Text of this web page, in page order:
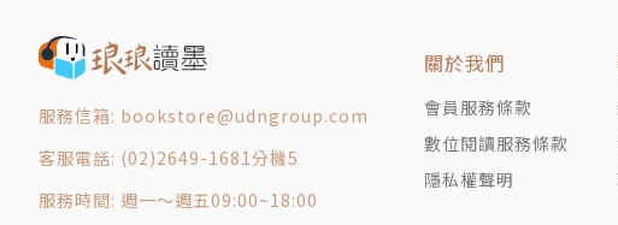
‧想開記者會？記者不是你請了他就會來
為了客戶的發表會，作者把伸展臺搬上馬路，讓名模在忠
議題強、畫面張力夠，媒體才會願意到現場。
‧這行沒有SOP，變動很正常，工時比7-11還要長。
05 危機管理──最具挑戰的神聖任務
06 公關公司服務成效如何評估？
第４章 公關人的暗黑告白
01 藝人不難搞，經紀人耍大牌才煩惱
02 合約簽好，服務過程客戶卻一直拗
03 開除客戶的勇氣
服務信箱: bookstore@udngroup.com
客服電話: (02)2649-1681分機5
服務時間: 週一～週五09:00~18:00
關於我們
會員服務條款
數位閱讀服務條款
隱私權聲明